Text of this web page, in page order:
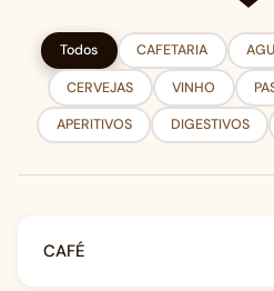
Todos CAFETARIA
CERVEJAS VINHO
APERITIVOS DIGESTIVOS
CAFÉ